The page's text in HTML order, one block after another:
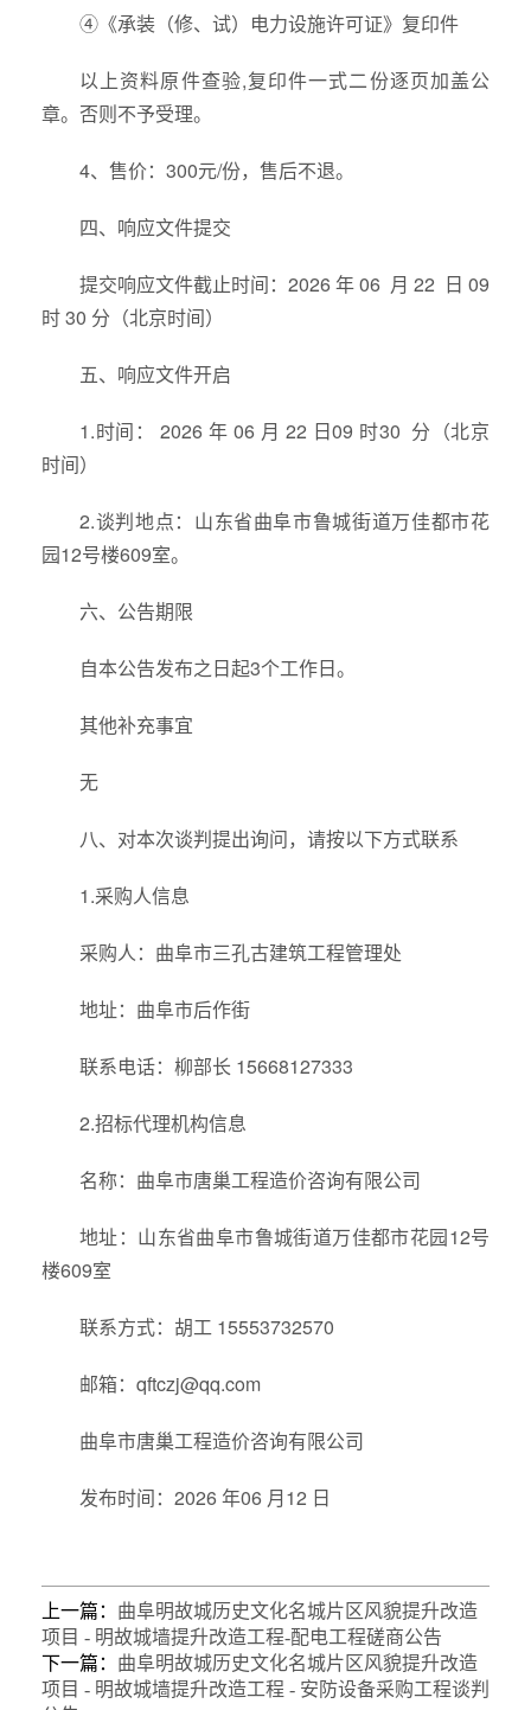
④《承装（修、试）电力设施许可证》复印件
以上资料原件查验,复印件一式二份逐页加盖公
章。否则不予受理。
4、售价：300元/份，售后不退。
四、响应文件提交
提交响应文件截止时间：2026 年 06 月 22 日 09
时 30 分（北京时间）
五、响应文件开启
1.时间： 2026 年 06 月 22 日09 时30 分（北京
时间）
2.谈判地点：山东省曲阜市鲁城街道万佳都市花
园12号楼609室。
六、公告期限
自本公告发布之日起3个工作日。
其他补充事宜
无
八、对本次谈判提出询问，请按以下方式联系
1.采购人信息
采购人：曲阜市三孔古建筑工程管理处
地址：曲阜市后作街
联系电话：柳部长 15668127333
2.招标代理机构信息
名称：曲阜市唐巢工程造价咨询有限公司
地址：山东省曲阜市鲁城街道万佳都市花园12号
楼609室
联系方式：胡工 15553732570
邮箱：qftczj@qq.com
曲阜市唐巢工程造价咨询有限公司
发布时间：2026 年06 月12 日
上一篇： 曲阜明故城历史文化名城片区风貌提升改造
项目 - 明故城墙提升改造工程-配电工程磋商公告
下一篇： 曲阜明故城历史文化名城片区风貌提升改造
项目 - 明故城墙提升改造工程 - 安防设备采购工程谈判